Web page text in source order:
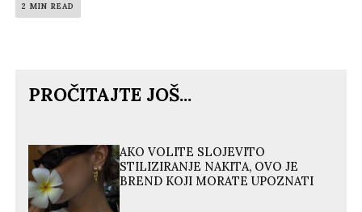
2 MIN READ
PROČITAJTE JOŠ...
AKO VOLITE SLOJEVITO
STILIZIRANJE NAKITA, OVO JE
BREND KOJI MORATE UPOZNATI